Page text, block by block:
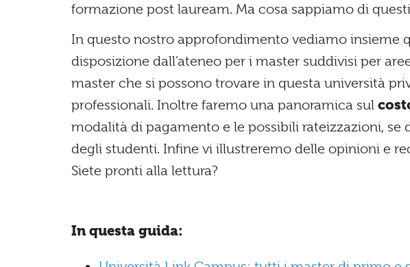
formazione post lauream. Ma cosa sappiamo di
In questo nostro approfondimento vediamo insieme
disposizione dall’ateneo per i master suddivisi per
master che si possono trovare in questa università
professionali. Inoltre faremo una panoramica sul
modalità di pagamento e le possibili rateizzazioni, se
degli studenti. Infine vi illustreremo delle opinioni e
Siete pronti alla lettura?
In questa guida: